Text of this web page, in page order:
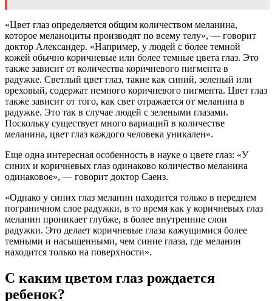
«Цвет глаз определяется общим количеством меланина,
которое меланоциты производят по всему телу», — говорит
доктор Александер. «Например, у людей с более темной
кожей обычно коричневые или более темные цвета глаз. Это
также зависит от количества коричневого пигмента в
радужке. Светлый цвет глаз, такие как синий, зеленый или
ореховый, содержат немного коричневого пигмента. Цвет глаз
также зависит от того, как свет отражается от меланина в
радужке. Это так в случае людей с зелеными глазами.
Поскольку существует много вариаций в количестве
меланина, цвет глаз каждого человека уникален».
Еще одна интересная особенность в науке о цвете глаз: «У
синих и коричневых глаз одинаково количество меланина
одинаковое», — говорит доктор Саенз.
«Однако у синих глаз меланин находится только в переднем
пограничном слое радужки, в то время как у коричневых глаз
меланин проникает глубже, в более внутренние слои
радужки. Это делает коричневые глаза кажущимися более
темными и насыщенными, чем синие глаза, где меланин
находится только на поверхности».
С каким цветом глаз рождается
ребенок?